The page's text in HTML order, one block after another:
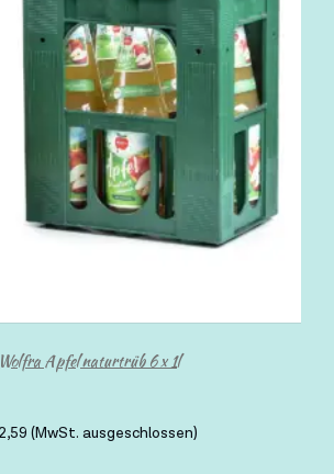
Wolfra Apfel naturtrüb 6 x 1l
(MwSt. ausgeschlossen)